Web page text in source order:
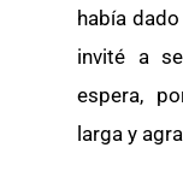
había
invité a
espera,
larga y